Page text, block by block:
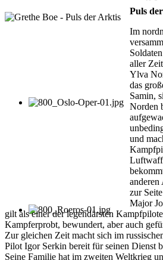
Puls
Im
aller
Ylva
das
Samin,
Norden
und
anderen
zur
Major
gilt als einer der legendärsten
Kampferprobt, bewundert, aber auch
Zur gleichen Zeit macht sich im
Pilot Igor Serkin bereit für seinen Dienst
Seine Familie hat im zweiten Weltkrieg